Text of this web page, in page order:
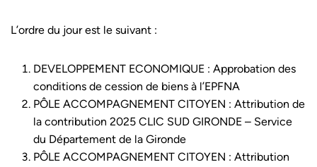
L’ordre du jour est le suivant :
DEVELOPPEMENT ECONOMIQUE : Approbation des
conditions de cession de biens à l’EPFNA
PÔLE ACCOMPAGNEMENT CITOYEN : Attribution de
la contribution 2025 CLIC SUD GIRONDE – Service
du Département de la Gironde
PÔLE ACCOMPAGNEMENT CITOYEN : Attribution